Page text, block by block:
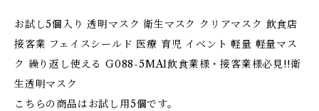
お試し5個入り 透明マスク 衛生マスク クリアマスク 飲食店
接客業 フェイスシールド 医療 育児 イベント 軽量 軽量マス
ク 繰り返し使える G088-5MAI飲食業様・接客業様必見!!衛
生透明マスク
こちらの商品はお試し用5個です。